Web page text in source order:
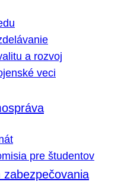
a rozvoj
veci
pre študentov